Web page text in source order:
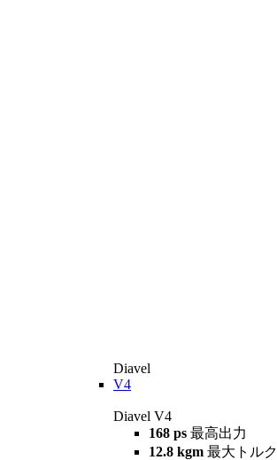
Diavel
V4
Diavel V4
168 ps 最高出力
12.8 kgm 最大トルク